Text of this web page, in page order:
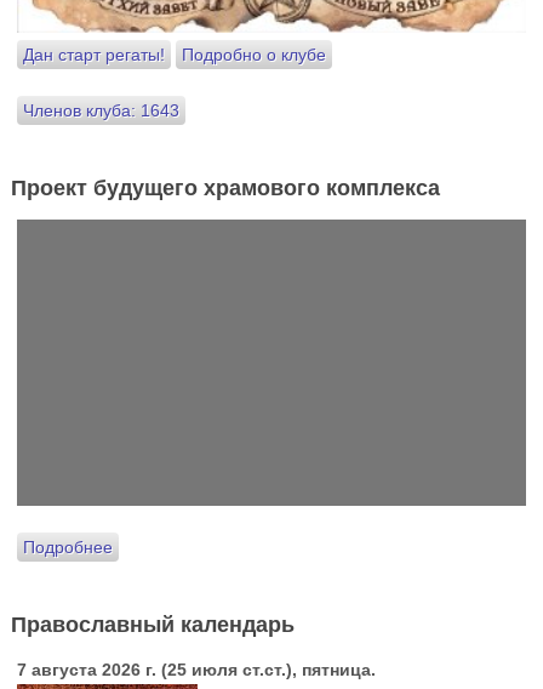
Дан старт регаты! Подробно о клубе
Членов клуба: 1643
Проект будущего храмового комплекса
Подробнее
Православный календарь
7 августа 2026 г. (25 июля ст.ст.), пятница.